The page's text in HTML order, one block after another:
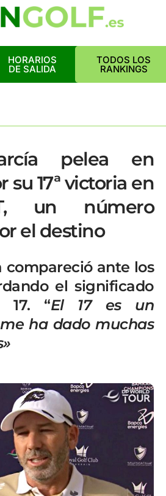
HORARIOS
DE SALIDA
TODOS LOS
RANKINGS
pelea en
su 17ª victoria en
un número
el destino
compareció ante los
el significado
17. “El 17 es un
ha dado muchas